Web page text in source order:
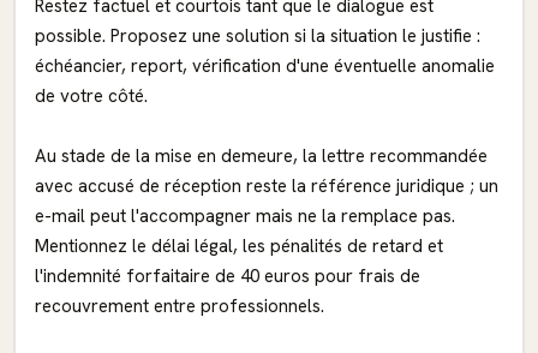
Restez factuel et courtois tant que le dialogue est
possible. Proposez une solution si la situation le justifie :
échéancier, report, vérification d'une éventuelle anomalie
de votre côté.
Au stade de la mise en demeure, la lettre recommandée
avec accusé de réception reste la référence juridique ; un
e-mail peut l'accompagner mais ne la remplace pas.
Mentionnez le délai légal, les pénalités de retard et
l'indemnité forfaitaire de 40 euros pour frais de
recouvrement entre professionnels.